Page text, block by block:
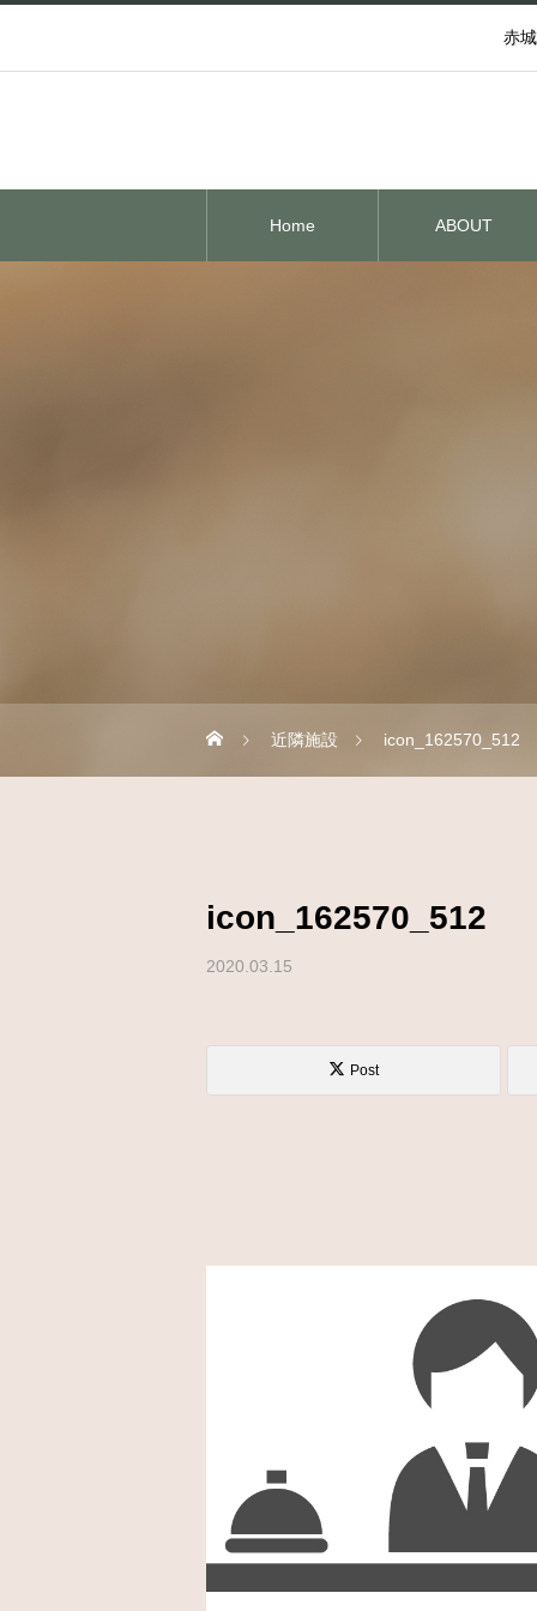
赤
Home ABOUT
近隣施設 icon_162570_512
icon_162570_512
2020.03.15
Post